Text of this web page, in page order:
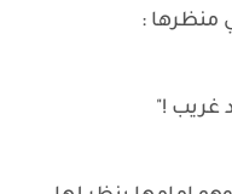
منظرها :
غريب !"